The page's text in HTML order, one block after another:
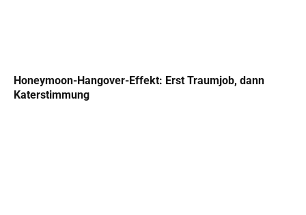
Honeymoon-Hangover-Effekt: Erst Traumjob, dann
Katerstimmung